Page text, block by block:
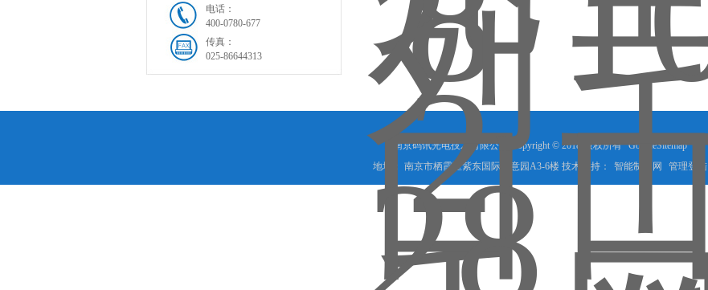
电话：
400-0780-677
传真：
025-86644313
南京码讯光电技术有限公司 Copyright © 2018 版权所有 GoogleSitemap
地址： 南京市栖霞区紫东国际创意园A3-6楼 技术支持：
智能制造网 管理登陆